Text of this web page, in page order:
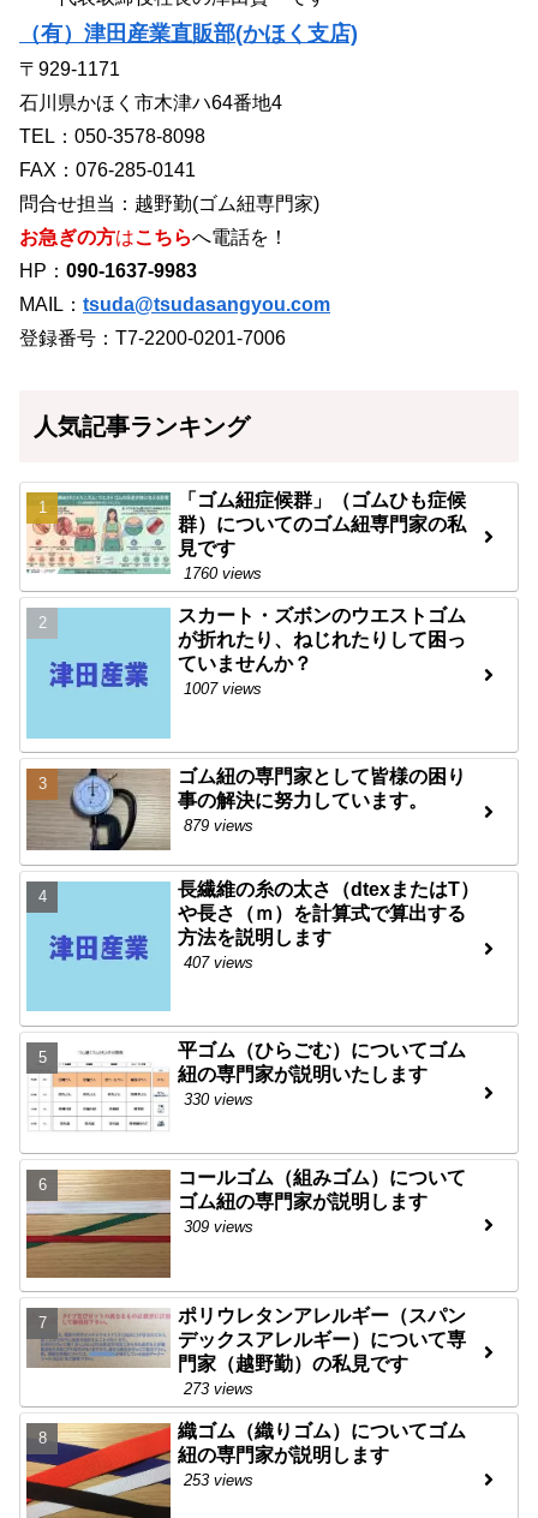
（有）津田産業直販部(かほく支店)
〒929-1171
石川県かほく市木津ハ64番地4
TEL：050-3578-8098
FAX：076-285-0141
問合せ担当：越野勤(ゴム紐専門家)
お急ぎの方はこちらへ電話を！
HP： 090-1637-9983
MAIL： tsuda@tsudasangyou.com
登録番号：T7-2200-0201-7006
人気記事ランキング
「ゴム紐症候群」（ゴムひも症候
群）についてのゴム紐専門家の私
見です
1760 views
スカート・ズボンのウエストゴム
が折れたり、ねじれたりして困っ
ていませんか？
1007 views
ゴム紐の専門家として皆様の困り
事の解決に努力しています。
879 views
長繊維の糸の太さ（dtexまたはT）
や長さ（ｍ）を計算式で算出する
方法を説明します
407 views
平ゴム（ひらごむ）についてゴム
紐の専門家が説明いたします
330 views
コールゴム（組みゴム）について
ゴム紐の専門家が説明します
309 views
ポリウレタンアレルギー（スパン
デックスアレルギー）について専
門家（越野勤）の私見です
273 views
織ゴム（織りゴム）についてゴム
紐の専門家が説明します
253 views